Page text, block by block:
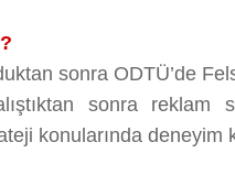
sonra ODTÜ’de
sonra reklam
konularında deneyim